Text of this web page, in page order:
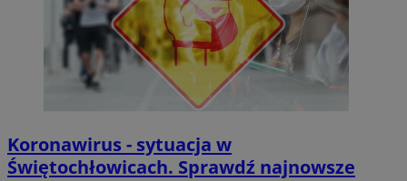
Koronawirus - sytuacja w
Świętochłowicach. Sprawdź najnowsze